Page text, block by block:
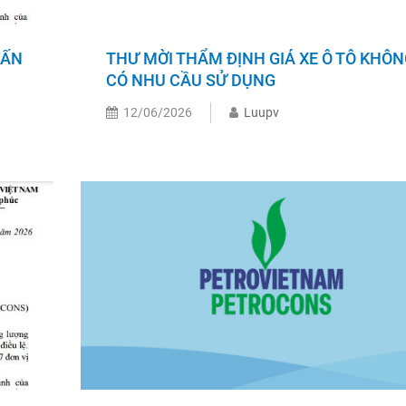
THƯ MỜI THẨM ĐỊNH GIÁ XE Ô TÔ
CÓ NHU CẦU SỬ DỤNG
12/06/2026 Luupv